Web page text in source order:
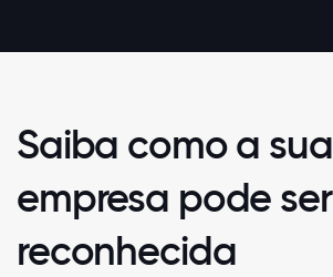
Saiba como a sua
empresa pode ser
reconhecida